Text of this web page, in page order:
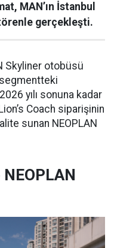
MAN’ın İstanbul
gerçekleşti.
Skyliner otobüsü
yılı sonuna kadar
Coach siparişinin
sunan NEOPLAN